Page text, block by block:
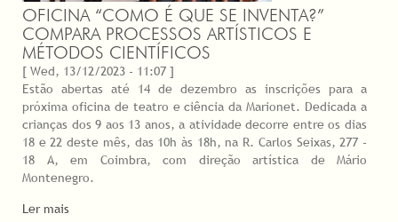
OFICINA “COMO É QUE SE INVENTA?”
COMPARA PROCESSOS ARTÍSTICOS E
MÉTODOS CIENTÍFICOS
[ Wed, 13/12/2023 - 11:07 ]
Estão abertas até 14 de dezembro as inscrições para a
próxima oficina de teatro e ciência da Marionet. Dedicada a
crianças dos 9 aos 13 anos, a atividade decorre entre os dias
18 e 22 deste mês, das 10h às 18h, na R. Carlos Seixas, 277 -
18 A, em Coimbra, com direção artística de Mário
Montenegro.
Ler mais